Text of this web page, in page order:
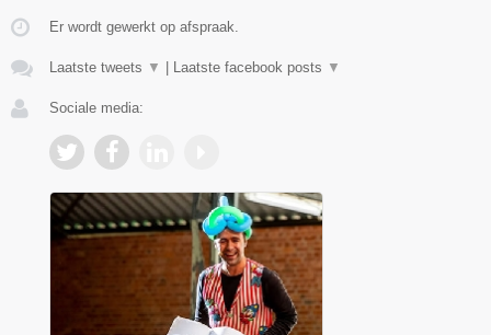
Er wordt gewerkt op afspraak.
Laatste tweets ▼ Laatste facebook posts ▼
Sociale media: